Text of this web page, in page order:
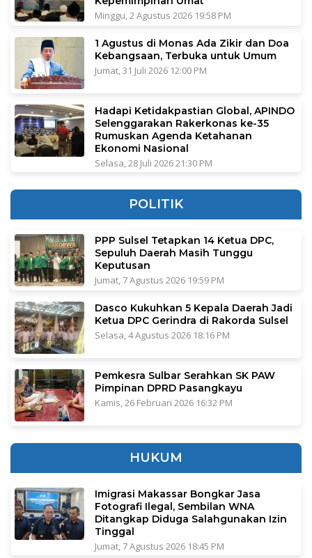
Minggu, 2 Agustus 2026 19:58 PM
1 Agustus di Monas Ada Zikir dan Doa
Kebangsaan, Terbuka untuk Umum
Jumat, 31 Juli 2026 12:00 PM
Hadapi Ketidakpastian Global, APINDO
Selenggarakan Rakerkonas ke-35
Rumuskan Agenda Ketahanan
Ekonomi Nasional
Selasa, 28 Juli 2026 21:30 PM
POLITIK
PPP Sulsel Tetapkan 14 Ketua DPC,
Sepuluh Daerah Masih Tunggu
Keputusan
Jumat, 7 Agustus 2026 19:59 PM
Dasco Kukuhkan 5 Kepala Daerah Jadi
Ketua DPC Gerindra di Rakorda Sulsel
Selasa, 4 Agustus 2026 18:16 PM
Pemkesra Sulbar Serahkan SK PAW
Pimpinan DPRD Pasangkayu
Kamis, 26 Februari 2026 16:32 PM
HUKUM
Imigrasi Makassar Bongkar Jasa
Fotografi Ilegal, Sembilan WNA
Ditangkap Diduga Salahgunakan Izin
Tinggal
Jumat, 7 Agustus 2026 18:45 PM